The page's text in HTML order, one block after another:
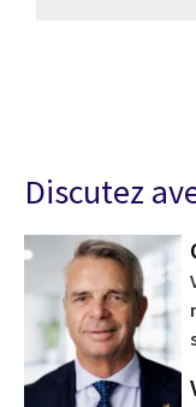
Discutez